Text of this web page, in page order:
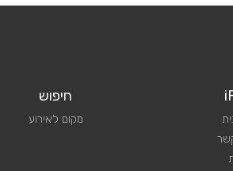
חיפוש
מקום לאירוע